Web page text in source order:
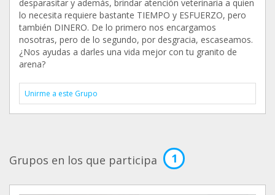
desparasitar y además, brindar atención veterinaria a quien
lo necesita requiere bastante TIEMPO y ESFUERZO, pero
también DINERO. De lo primero nos encargamos
nosotras, pero de lo segundo, por desgracia, escaseamos.
¿Nos ayudas a darles una vida mejor con tu granito de
arena?
Unirme a este Grupo
Grupos en los que participa 1